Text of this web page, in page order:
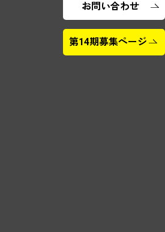
お問い合わせ
第14期募集ページ